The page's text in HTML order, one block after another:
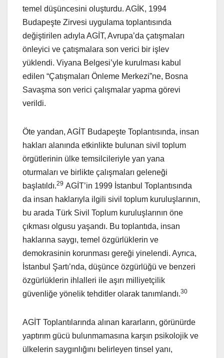
temel düşüncesini oluşturdu. AGİK, 1994
Budapeşte Zirvesi uygulama toplantısında
değiştirilen adıyla AGİT, Avrupa’da çatışmaları
önleyici ve çatışmalara son verici bir işlev
yüklendi. Viyana Belgesi’yle kurulması kabul
edilen “Çatışmaları Önleme Merkezi”ne, Bosna
Savaşma son verici çalışmalar yapma görevi
verildi.
Öte yandan, AGİT Budapeşte Toplantısında, insan
hakları alanında etkinlikte bulunan sivil toplum
örgütlerinin ülke temsilcileriyle yan yana
oturmaları ve birlikte çalışmaları geleneği
başlatıldı.29 AGİT’in 1999 İstanbul Toplantısında
da insan haklarıyla ilgili sivil toplum kuruluşlarının,
bu arada Türk Sivil Toplum kuruluşlarının öne
çıkması olgusu yaşandı. Bu toplantıda, insan
haklarına saygı, temel özgürlüklerin ve
demokrasinin korunması gereği yinelendi. Ayrıca,
İstanbul Şartı’nda, düşünce özgürlüğü ve benzeri
özgürlüklerin ihlalleri ile aşırı milliyetçilik
güvenliğe yönelik tehditler olarak tanımlandı.30
AGİT Toplantılarında alınan kararların, görünürde
yaptırım gücü bulunmamasına karşın psikolojik ve
ülkelerin saygınlığını belirleyen tinsel yanı,